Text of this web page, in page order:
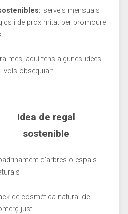
serveis mensuals⁣
i de proximitat per promoure
més, ​aquí tens algunes idees
vols obsequiar:
Idea de regal
sostenible
d’arbres o espais
de cosmètica⁣ natural ⁣de
just